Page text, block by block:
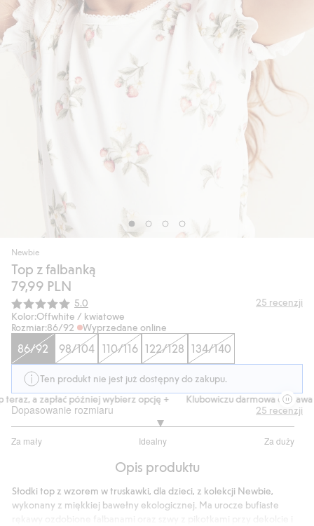
Newbie
Top z falbanką
79,99 PLN
Średnia ocena:
5.0 25 recenzji
Kolor:Offwhite / kwiatowe
Rozmiar:86/92 Wyprzedane online
86/92 98/104 110/116 122/128 134/140
Ten produkt nie jest już dostępny do zakupu.
a zapłać później wybierz opcję +
Klubowiczu darmowa dostawa
Dopasowanie rozmiaru
Za mały Idealny Za duży
na
22
głosów
25 recenzji
Opis produktu
Słodki top z wzorem w truskawki, dla dzieci, z kolekcji Newbie,
wykonany z miękkiej bawełny ekologicznej. Ma urocze bufiaste